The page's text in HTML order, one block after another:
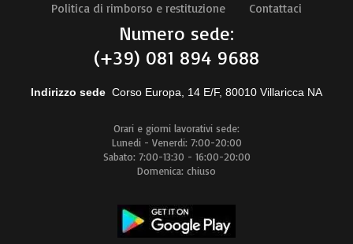
Politica di rimborso e restituzione
Contattaci
Numero sede:
(+39) 081 894 9688
Indirizzo sede Corso Europa, 14 E/F, 80010 Villaricca NA
Orari e giorni lavorativi sede:
Lunedi - Venerdi: 7:00-20:00
Sabato: 7:00-13:30 - 16:00-20:00
Domenica: chiuso